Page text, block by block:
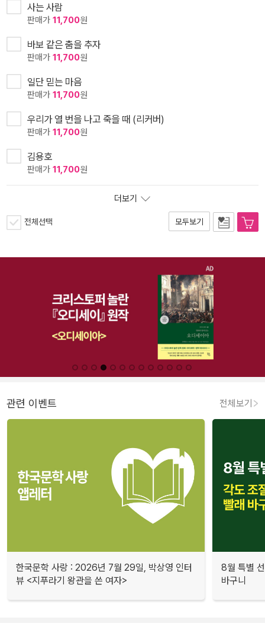
사는 사람
판매가 11,700원
바보 같은 춤을 추자
판매가 11,700원
일단 믿는 마음
판매가 11,700원
우리가 열 번을 나고 죽을 때 (리커버)
판매가 11,700원
김용호
판매가 11,700원
더보기
전체선택 모두보기
관련 이벤트 전체보기
한국문학 사랑 : 2026년 7월 29일, 박상영 인터
뷰 <지푸라기 왕관을 쓴 여자>
8월 특별
바구니